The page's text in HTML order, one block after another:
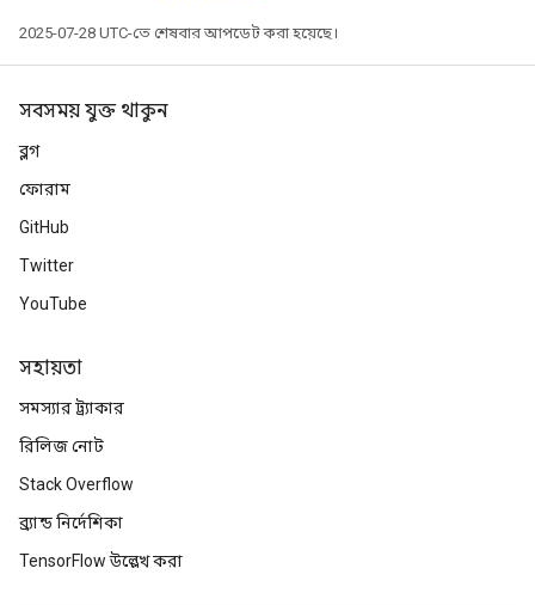
2025-07-28 UTC-তে শেষবার আপডেট করা হয়েছে।
সবসময় যুক্ত থাকুন
ব্লগ
ফোরাম
GitHub
Twitter
YouTube
সহায়তা
সমস্যার ট্র্যাকার
রিলিজ নোট
Stack Overflow
ব্র্যান্ড নির্দেশিকা
TensorFlow উল্লেখ করা